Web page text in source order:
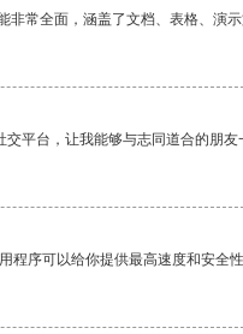
非常全面，涵盖了文档、表格、演
平台，让我能够与志同道合的朋友
程序可以给你提供最高速度和安全性